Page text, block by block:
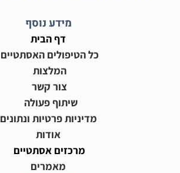
מידע נוסף
דף הבית
כל הטיפולים האסתטיים
המלצות
צור קשר
שיתוף פעולה
מדיניות פרטיות ונתונים
אודות
מרכזים אסתטיים
מאמרים